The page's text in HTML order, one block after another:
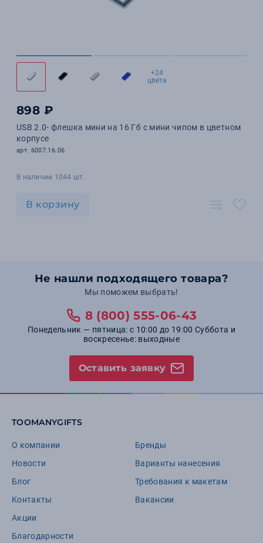
+24
цвета
898 ₽
USB 2.0- флешка мини на 16 Гб с мини чипом в цветном
корпусе
арт. 6007.16.06
В наличии 1044 шт.
В корзину
Не нашли подходящего товара?
Мы поможем выбрать!
8 (800) 555-06-43
Понедельник — пятница: с 10:00 до 19:00 Суббота и
воскресенье: выходные
Оставить заявку
TOOMANYGIFTS
О компании
Новости
Блог
Контакты
Акции
Благодарности
Бренды
Варианты нанесения
Требования к макетам
Вакансии